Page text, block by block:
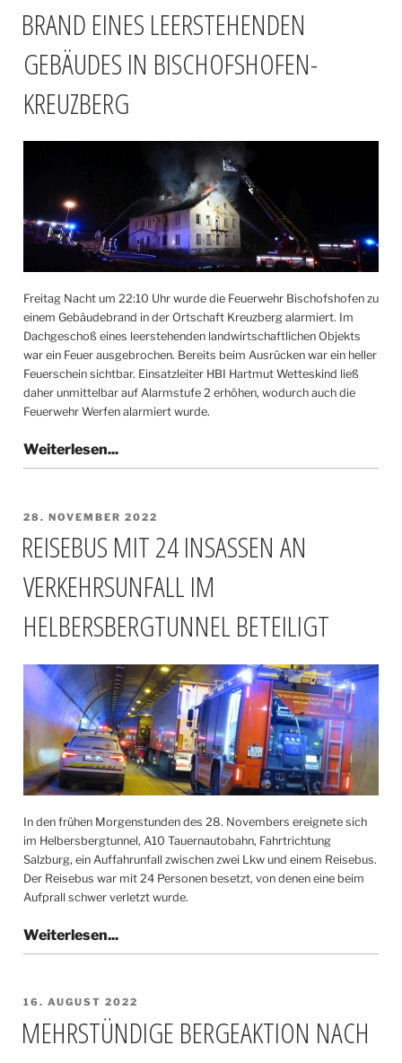
BRAND EINES LEERSTEHENDEN
GEBÄUDES IN BISCHOFSHOFEN-
KREUZBERG
Freitag Nacht um 22:10 Uhr wurde die Feuerwehr Bischofshofen zu
einem Gebäudebrand in der Ortschaft Kreuzberg alarmiert. Im
Dachgeschoß eines leerstehenden landwirtschaftlichen Objekts
war ein Feuer ausgebrochen. Bereits beim Ausrücken war ein heller
Feuerschein sichtbar. Einsatzleiter HBI Hartmut Wetteskind ließ
daher unmittelbar auf Alarmstufe 2 erhöhen, wodurch auch die
Feuerwehr Werfen alarmiert wurde.
VERÖFFENTLICHT
28. NOVEMBER 2022
REISEBUS MIT 24 INSASSEN AN
VERKEHRSUNFALL IM
HELBERSBERGTUNNEL BETEILIGT
In den frühen Morgenstunden des 28. Novembers ereignete sich
im Helbersbergtunnel, A10 Tauernautobahn, Fahrtrichtung
Salzburg, ein Auffahrunfall zwischen zwei Lkw und einem Reisebus.
Der Reisebus war mit 24 Personen besetzt, von denen eine beim
Aufprall schwer verletzt wurde.
VERÖFFENTLICHT
16. AUGUST 2022
MEHRSTÜNDIGE BERGEAKTION NACH